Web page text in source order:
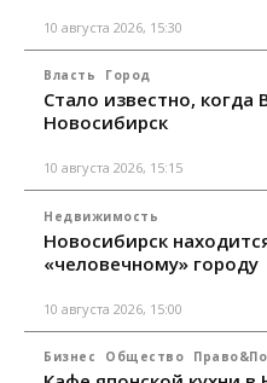
10 августа 2026, 15:30
Власть Город
Стало известно,
Новосибирск
10 августа 2026, 15:15
Недвижимость
Новосибирск
«человечному» городу
10 августа 2026, 15:00
Бизнес Общество